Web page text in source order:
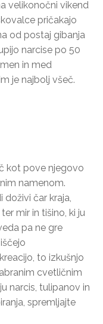
velikonočni vikend
pričakajo
od postaj gibanja
narcise po 50
in med
je najbolj všeč.
kot pove njegovo
namenom.
doživi čar kraja,
mir in tišino, ki ju
pa ne gre
to izkušnjo
cvetličnim
narcis, tulipanov in
spremljajte